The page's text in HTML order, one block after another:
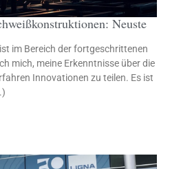
Neuste
im Bereich der fortgeschrittenen
mich, meine Erkenntnisse über die
Innovationen zu teilen. Es ist